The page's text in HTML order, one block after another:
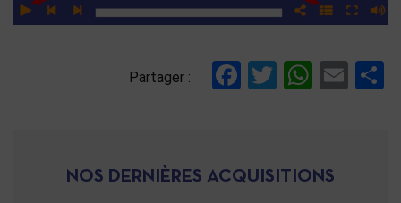
Partager : Facebook
Twitter
NOS DERNIÈRES ACQUISITIONS